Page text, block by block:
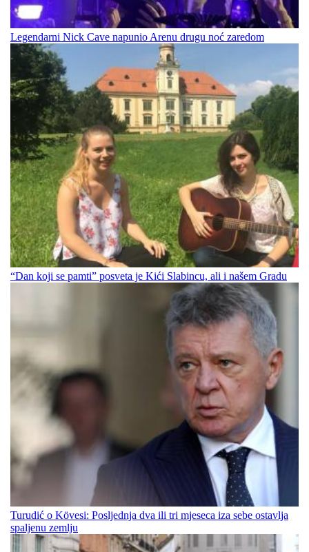
Legendarni Nick Cave napunio Arenu drugu noć zaredom
“Dan koji se pamti” posveta je Kići Slabincu, ali i našem Gradu
Turudić o Kövesi: Posljednja dva ili tri mjeseca iza sebe ostavlja
spaljenu zemlju